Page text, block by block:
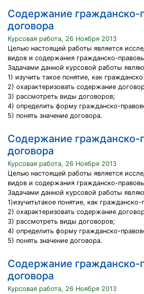
Содержание гражданско-
договора
Курсовая работа, 26 Ноября 2013
Целью настоящей работы является
видов и содержания гражданско-
Задачами данной курсовой работы
1) изучить такое понятие, как
2) охарактеризовать содержание
3) рассмотреть виды договоров;
4) определить форму гражданско-
5) понять значение договора.
Содержание гражданско-
договора
Курсовая работа, 26 Ноября 2013
Целью настоящей работы является
видов и содержания гражданско-
Задачами данной курсовой работы
1)изучитьтакое понятие, как
2) охарактеризовать содержание
3) рассмотреть виды договоров;
4) определить форму гражданско-
5) понять значение договора.
Содержание гражданско-
договора
Курсовая работа, 26 Ноября 2013